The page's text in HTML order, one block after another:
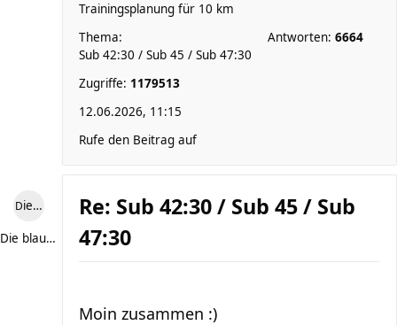
Trainingsplanung für 10 km
Thema:
Sub 42:30 / Sub 45 / Sub 47:30
Antworten: 6664
Zugriffe: 1179513
12.06.2026, 11:15
Rufe den Beitrag auf
Die blaue Luise
Die blaue Luise
Re: Sub 42:30 / Sub 45 / Sub
47:30
Moin zusammen :)